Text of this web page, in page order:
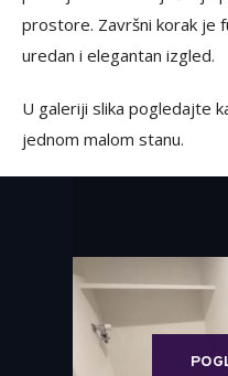
prostore. Završni korak je
uredan i elegantan izgled.
U galeriji slika pogledajte
jednom malom stanu.